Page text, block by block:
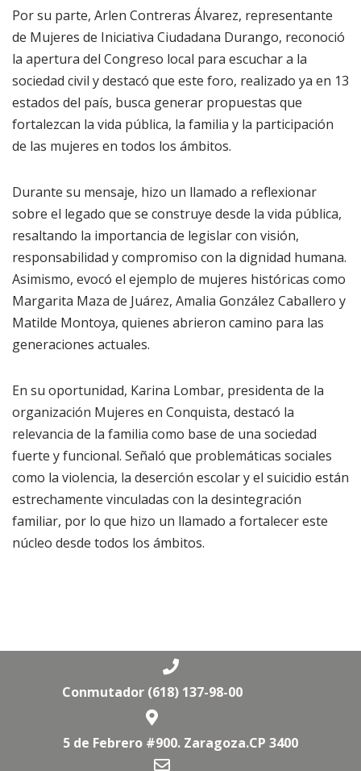
Por su parte, Arlen Contreras Álvarez, representante
de Mujeres de Iniciativa Ciudadana Durango, reconoció
la apertura del Congreso local para escuchar a la
sociedad civil y destacó que este foro, realizado ya en 13
estados del país, busca generar propuestas que
fortalezcan la vida pública, la familia y la participación
de las mujeres en todos los ámbitos.
Durante su mensaje, hizo un llamado a reflexionar
sobre el legado que se construye desde la vida pública,
resaltando la importancia de legislar con visión,
responsabilidad y compromiso con la dignidad humana.
Asimismo, evocó el ejemplo de mujeres históricas como
Margarita Maza de Juárez, Amalia González Caballero y
Matilde Montoya, quienes abrieron camino para las
generaciones actuales.
En su oportunidad, Karina Lombar, presidenta de la
organización Mujeres en Conquista, destacó la
relevancia de la familia como base de una sociedad
fuerte y funcional. Señaló que problemáticas sociales
como la violencia, la deserción escolar y el suicidio están
estrechamente vinculadas con la desintegración
familiar, por lo que hizo un llamado a fortalecer este
núcleo desde todos los ámbitos.
Conmutador (618) 137-98-00
5 de Febrero #900. Zaragoza.CP 3400